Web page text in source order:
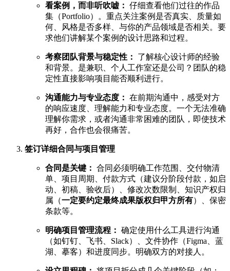
看案例，而非听吹嘘： 仔细查看他们过往的作品
集（Portfolio）。重点关注案例是否真实、质量如
何、风格是否多样、与你的产品领域是否相关。要
求他们讲解某个案例的设计思路和过程。
考察团队背景与稳定性：
了解核心设计师的经验
和背景。是兼职、个人工作室还是公司？团队的稳
定性直接影响项目能否顺利进行。
沟通能力与专业态度： 在前期沟通中，感受对方
的响应速度、理解能力和专业态度。一个无法准确
理解你需求，或者沟通非常困难的团队，即使技术
再好，合作也会很痛苦。
签订详细合同与项目管理
合同是关键： 合同必须明确工作范围、交付物清
单、项目周期、付款方式（建议分阶段付款，如启
动、初稿、验收后）、修改次数限制、知识产权归
属（一定要约定最终成果版权归甲方所有）、保密
条款等。
明确项目管理流程： 确定使用什么工具进行沟通
（如钉钉、飞书、Slack）、文件协作（Figma、蓝
湖、摹客）和进度同步。明确双方的对接人。